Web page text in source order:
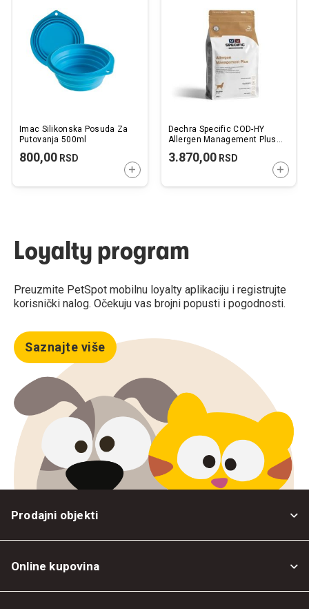
Imac Silikonska Posuda Za
Putovanja 500ml
800,00 RSD
DODAJTE U KORPU
Dechra Specific COD-HY
Allergen Management Plus
3.870,00RSD
Loyalty program
Preuzmite PetSpot mobilnu loyalty aplikaciju i registrujte
korisnički nalog. Očekuju vas brojni popusti i pogodnosti.
Saznajte više
Prodajni objekti
Online kupovina